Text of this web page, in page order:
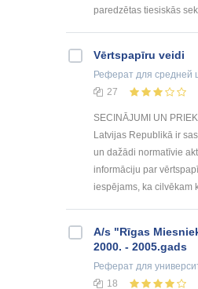
paredzētas tiesiskās
Vērtspapīru veidi
Реферат для средней
27
SECINĀJUMI UN
Latvijas Republikā ir
un dažādi normatīvie
informāciju par
iespējams, ka cilvēkam
A/s "Rīgas
2000. - 2005.gads
Реферат для
18